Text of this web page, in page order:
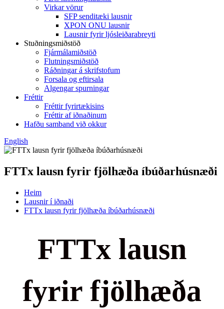
Virkar vörur
SFP senditæki lausnir
XPON ONU lausnir
Lausnir fyrir ljósleiðarabreyti
Stuðningsmiðstöð
Fjármálamiðstöð
Flutningsmiðstöð
Ráðningar á skrifstofum
Forsala og eftirsala
Algengar spurningar
Fréttir
Fréttir fyrirtækisins
Fréttir af iðnaðinum
Hafðu samband við okkur
English
FTTx lausn fyrir fjölhæða íbúðarhúsnæði
Heim
Lausnir í iðnaði
FTTx lausn fyrir fjölhæða íbúðarhúsnæði
FTTx lausn
fyrir fjölhæða